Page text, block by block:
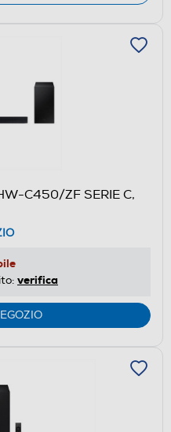
C450/ZF SERIE C,
verifica